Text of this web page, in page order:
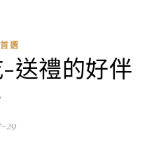
選
送禮的好伴
29